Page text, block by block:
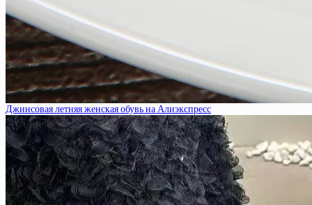
Джинсовая летняя женская обувь на Алиэкспресс